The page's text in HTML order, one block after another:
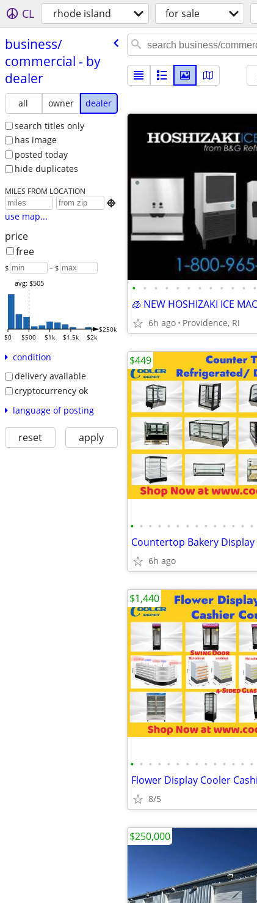
CL rhode island for sale
business/​
commercial - by
dealer
all owner
dealer
search titles only
has image
posted today
hide duplicates
MILES FROM LOCATION

use map...
price
free
$ – $
$0 $500 $1k $1.5k $2k
$250k
avg: $505
condition
delivery available
cryptocurrency ok
language of posting
reset apply
• • • • • • • • • • • •
6h ago Providence, RI
• • • • • • • • • • • • • •
6h ago
$449
• • • • • • • • • • • • • •
8/5
$1,440
$250,000